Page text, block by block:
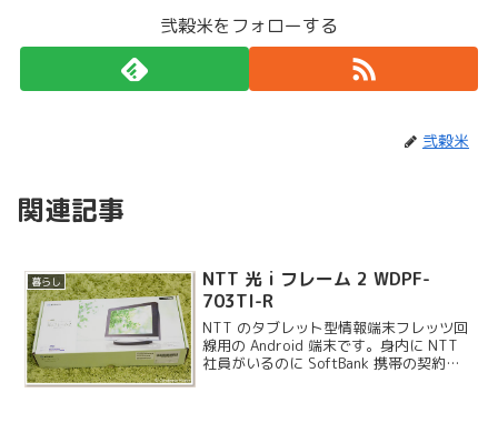
弐穀米をフォローする
弐穀米
関連記事
暮らし
NTT 光 i フレーム 2 WDPF-
703TI-R
NTT のタブレット型情報端末フレッツ回
線用の Android 端末です。身内に NTT
社員がいるのに SoftBank 携帯の契約を